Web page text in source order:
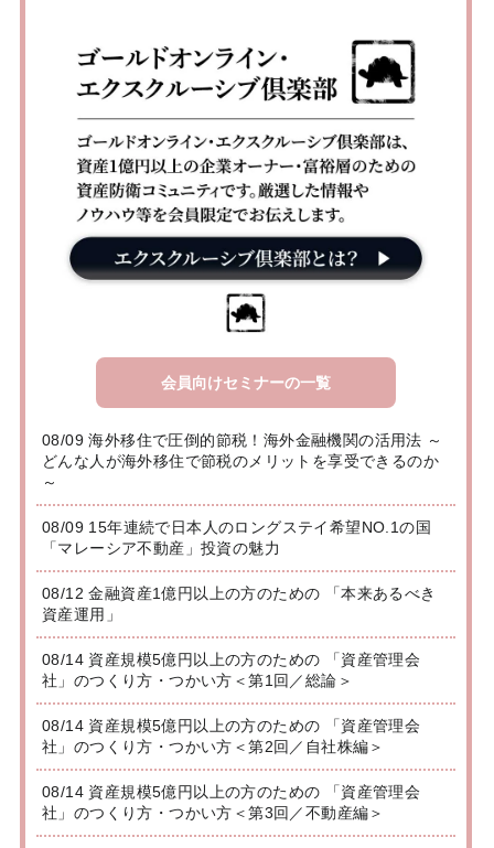
会員向けセミナーの一覧
08/09 海外移住で圧倒的節税！海外金融機関の活用法 ～
どんな人が海外移住で節税のメリットを享受できるのか
～
08/09 15年連続で日本人のロングステイ希望NO.1の国
「マレーシア不動産」投資の魅力
08/12 金融資産1億円以上の方のための 「本来あるべき
資産運用」
08/14 資産規模5億円以上の方のための 「資産管理会
社」のつくり方・つかい方＜第1回／総論＞
08/14 資産規模5億円以上の方のための 「資産管理会
社」のつくり方・つかい方＜第2回／自社株編＞
08/14 資産規模5億円以上の方のための 「資産管理会
社」のつくり方・つかい方＜第3回／不動産編＞